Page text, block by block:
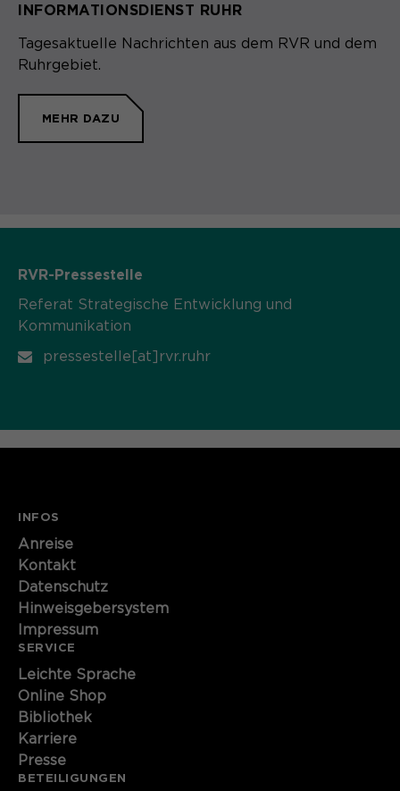
INFORMATIONSDIENST RUHR
Ta­ges­ak­tu­el­le Nach­rich­ten aus dem RVR und dem
Ruhrgebiet.
MEHR DAZU
RVR-Pressestelle
Referat Strategische Entwicklung und
Kommunikation
pressestelle[at]rvr.ruhr
INFOS
Anreise
Kontakt
Datenschutz
Hinweisgebersystem
Impressum
SERVICE
Leichte Sprache
Online Shop
Bibliothek
Karriere
Presse
BETEILIGUNGEN